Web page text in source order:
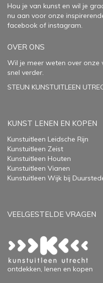
Hou je van kunst en wil je
nu aan voor onze
facebook of instagram.
OVER ONS
Wil je meer weten over onze
snel verder.
STEUN KUNSTUITLEEN
KUNST LENEN EN KOPEN
Kunstuitleen Leidsche Rijn
Kunstuitleen Zeist
Kunstuitleen Houten
Kunstuitleen Vianen
Kunstuitleen Wijk bij
VEELGESTELDE VRAGEN
ontdekken, lenen en kopen